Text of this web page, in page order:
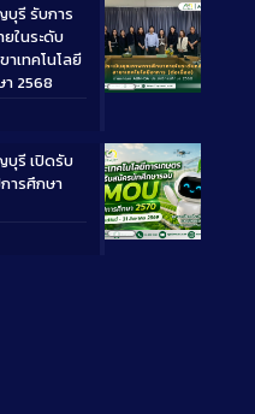
Long
บุรี รับการ
ในระดับ
เทคโนโลยี
2568
Long
บุรี เปิดรับ
ารศึกษา